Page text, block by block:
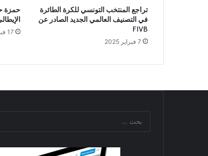
تراجع المنتخب التونسي للكرة الطائرة
في التصنيف العالمي الجديد الصادر عن
FIVB
7 فبراير 2025
حمزة
17 فبراير 2026